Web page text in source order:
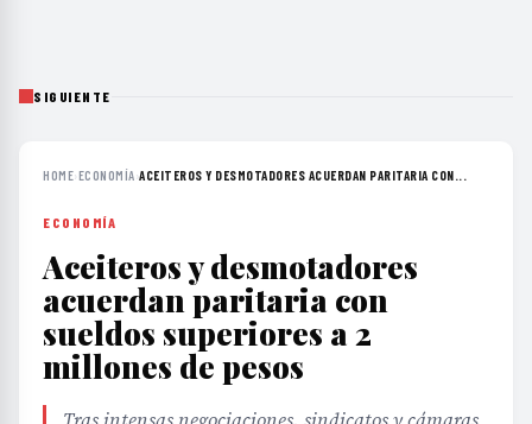
SIGUIENTE
HOME›ECONOMÍA›ACEITEROS Y DESMOTADORES ACUERDAN PARITARIA CON...
ECONOMÍA
Aceiteros y desmotadores
acuerdan paritaria con
sueldos superiores a 2
millones de pesos